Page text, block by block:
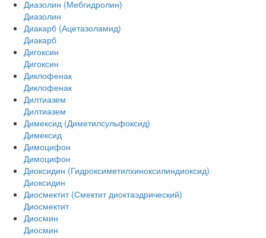
Диазолин (Мебгидролин)
Диазолин
Диакарб (Ацетазоламид)
Диакарб
Дигоксин
Дигоксин
Диклофенак
Диклофенак
Дилтиазем
Дилтиазем
Димексид (Диметилсульфоксид)
Димексид
Димоцифон
Димоцифон
Диоксидин (Гидроксиметилхиноксилиндиоксид)
Диоксидин
Диосмектит (Смектит диоктаэдрический)
Диосмектит
Диосмин
Диосмин